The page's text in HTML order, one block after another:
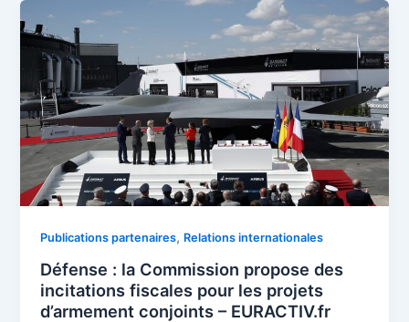
Publications partenaires, Relations internationales
Défense : la Commission propose des
incitations fiscales pour les projets
d’armement conjoints – EURACTIV.fr